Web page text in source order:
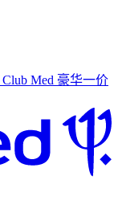
Club Med 豪华一价